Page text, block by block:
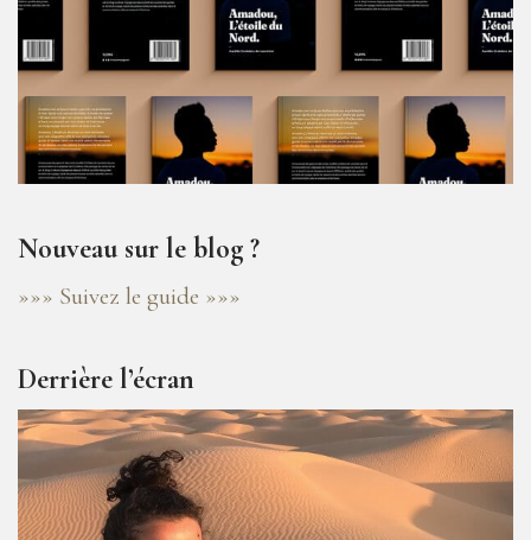
Nouveau sur le blog ?
»»» Suivez le guide »»»
Derrière l’écran